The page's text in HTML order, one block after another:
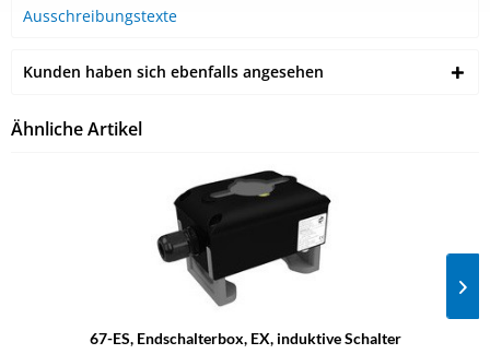
Ausschreibungstexte
Kunden haben sich ebenfalls angesehen
Ähnliche Artikel
67-ES, Endschalterbox, EX, induktive Schalter